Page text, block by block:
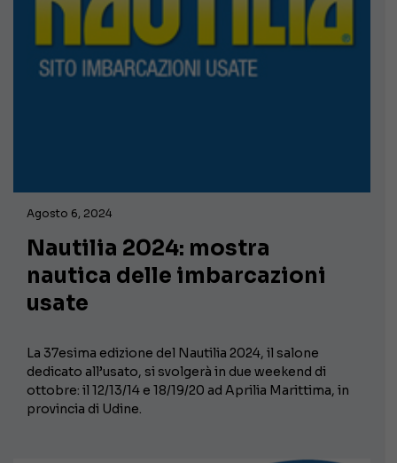
Agosto 6, 2024
Nautilia 2024: mostra
nautica delle imbarcazioni
usate
La 37esima edizione del Nautilia 2024, il salone
dedicato all’usato, si svolgerà in due weekend di
ottobre: il 12/13/14 e 18/19/20 ad Aprilia Marittima, in
provincia di Udine.